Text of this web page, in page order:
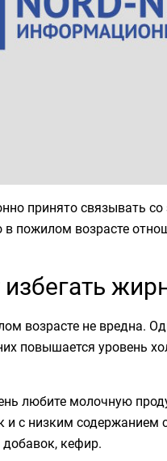
принято связывать
в пожилом возрасте
возрасте не вредна.
повышается уровень
любите молочную
и с низким
кефир.